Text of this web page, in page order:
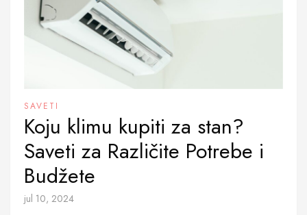
SAVETI
Koju klimu kupiti za stan?
Saveti za Različite Potrebe i
Budžete
jul 10, 2024